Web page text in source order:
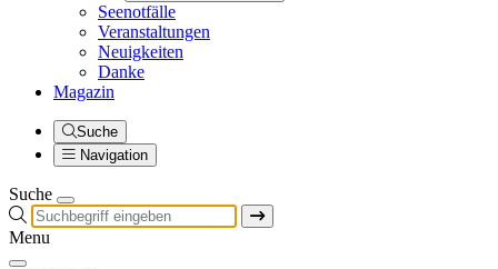
Seenotfälle
Veranstaltungen
Neuigkeiten
Danke
Magazin
Suche
Navigation
Suche
Menu